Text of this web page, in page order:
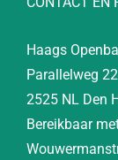
Haags
Parallelweg
2525 NL Den
Bereikbaar